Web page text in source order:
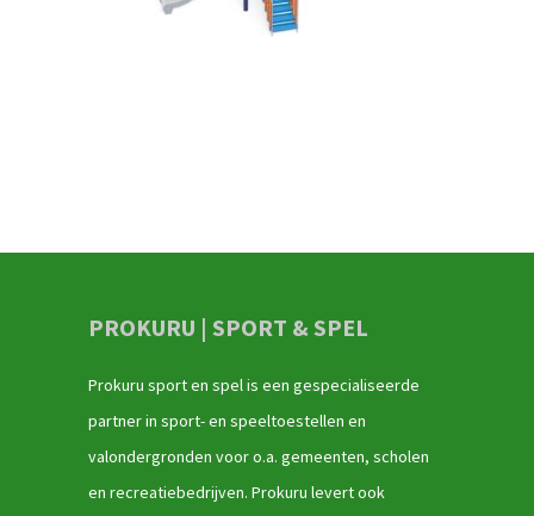
PROKURU | SPORT & SPEL
Prokuru sport en spel is een gespecialiseerde
partner in sport- en speeltoestellen en
valondergronden voor o.a. gemeenten, scholen
en recreatiebedrijven. Prokuru levert ook